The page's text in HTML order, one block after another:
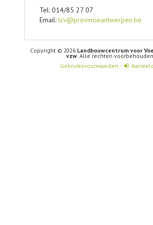
Tel: 014/85 27 07
Email: lcv@provincieantwerpen.be
Copyright © 2026 Landbouwcentrum voor
vzw. Alle rechten voorbehouden.
Gebruiksvoorwaarden